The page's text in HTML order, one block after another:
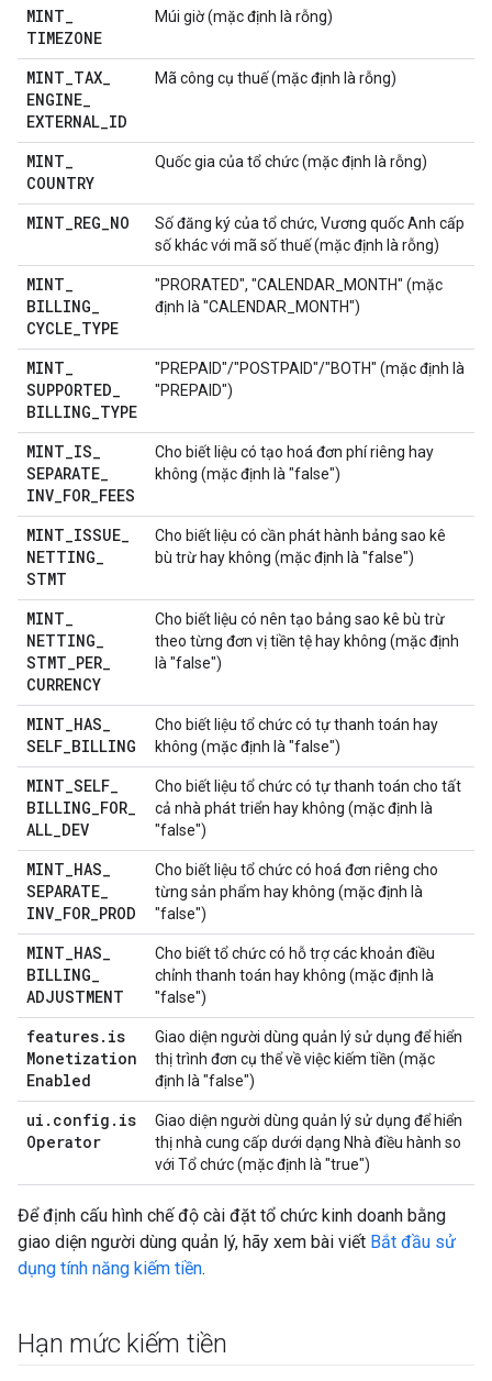
MINT
TIMEZONE
Múi giờ (mặc định là rỗng)
MINT TAX
ENGINE
EXTERNAL ID
Mã công cụ thuế (mặc định là rỗng)
MINT
COUNTRY
Quốc gia của tổ chức (mặc định là rỗng)
MINT REG NO
Số đăng ký của tổ chức, Vương quốc Anh cấp
số khác với mã số thuế (mặc định là rỗng)
MINT
BILLING
CYCLE TYPE
"PRORATED", "CALENDAR_MONTH" (mặc
định là "CALENDAR_MONTH")
MINT
SUPPORTED
BILLING TYPE
"PREPAID"/"POSTPAID"/"BOTH" (mặc định là
"PREPAID")
MINT IS
SEPARATE
INV FOR FEES
Cho biết liệu có tạo hoá đơn phí riêng hay
không (mặc định là "false")
MINT ISSUE
NETTING
STMT
Cho biết liệu có cần phát hành bảng sao kê
bù trừ hay không (mặc định là "false")
MINT
NETTING
STMT PER
CURRENCY
Cho biết liệu có nên tạo bảng sao kê bù trừ
theo từng đơn vị tiền tệ hay không (mặc định
là "false")
MINT HAS
SELF BILLING
Cho biết liệu tổ chức có tự thanh toán hay
không (mặc định là "false")
MINT SELF
BILLING FOR
ALL DEV
Cho biết liệu tổ chức có tự thanh toán cho tất
cả nhà phát triển hay không (mặc định là
"false")
MINT HAS
SEPARATE
INV FOR PROD
Cho biết liệu tổ chức có hoá đơn riêng cho
từng sản phẩm hay không (mặc định là
"false")
MINT HAS
BILLING
ADJUSTMENT
Cho biết tổ chức có hỗ trợ các khoản điều
chỉnh thanh toán hay không (mặc định là
"false")
features. is
Monetization
Enabled
Giao diện người dùng quản lý sử dụng để hiển
thị trình đơn cụ thể về việc kiếm tiền (mặc
định là "false")
ui . config . is
Operator
Giao diện người dùng quản lý sử dụng để hiển
thị nhà cung cấp dưới dạng Nhà điều hành so
với Tổ chức (mặc định là "true")
Để định cấu hình chế độ cài đặt tổ chức kinh doanh bằng
giao diện người dùng quản lý, hãy xem bài viết Bắt đầu sử
dụng tính năng kiếm tiền.
Hạn mức kiếm tiền